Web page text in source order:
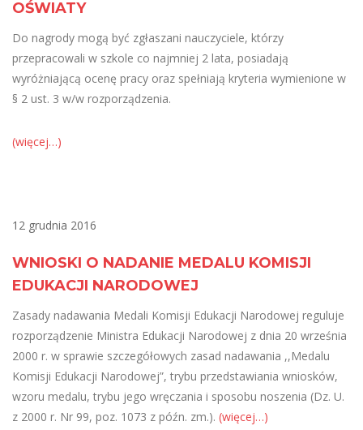
OŚWIATY
Do nagrody mogą być zgłaszani nauczyciele, którzy
przepracowali w szkole co najmniej 2 lata, posiadają
wyróżniającą ocenę pracy oraz spełniają kryteria wymienione w
§ 2 ust. 3 w/w rozporządzenia.
(więcej…)
12 grudnia 2016
WNIOSKI O NADANIE MEDALU KOMISJI
EDUKACJI NARODOWEJ
Zasady nadawania Medali Komisji Edukacji Narodowej reguluje
rozporządzenie Ministra Edukacji Narodowej z dnia 20 września
2000 r. w sprawie szczegółowych zasad nadawania ,,Medalu
Komisji Edukacji Narodowej”, trybu przedstawiania wniosków,
wzoru medalu, trybu jego wręczania i sposobu noszenia (Dz. U.
z 2000 r. Nr 99, poz. 1073 z późn. zm.). (więcej…)